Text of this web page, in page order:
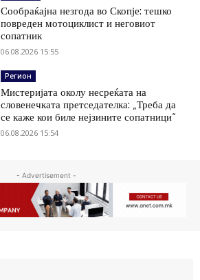
Сообраќајна незгода во Скопје: тешко
повреден мотоциклист и неговиот
сопатник
06.08.2026 15:55
Регион
Мистеријата околу несреќата на
словенечката претседателка: „Треба да
се каже кои биле нејзините сопатници“
06.08.2026 15:54
- Advertisement -